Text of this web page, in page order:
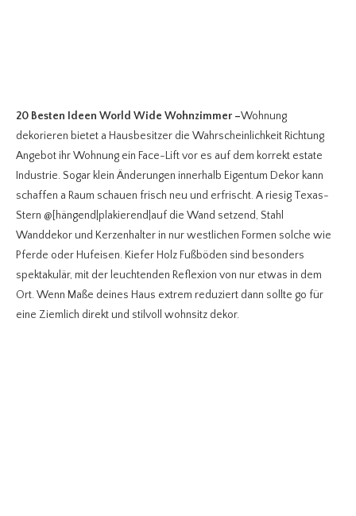
20 Besten Ideen World Wide Wohnzimmer –Wohnung
dekorieren bietet a Hausbesitzer die Wahrscheinlichkeit Richtung
Angebot ihr Wohnung ein Face-Lift vor es auf dem korrekt estate
Industrie. Sogar klein Änderungen innerhalb Eigentum Dekor kann
schaffen a Raum schauen frisch neu und erfrischt. A riesig Texas-
Stern @[hängend|plakierend|auf die Wand setzend, Stahl
Wanddekor und Kerzenhalter in nur westlichen Formen solche wie
Pferde oder Hufeisen. Kiefer Holz Fußböden sind besonders
spektakulär, mit der leuchtenden Reflexion von nur etwas in dem
Ort. Wenn Maße deines Haus extrem reduziert dann sollte go für
eine Ziemlich direkt und stilvoll wohnsitz dekor.